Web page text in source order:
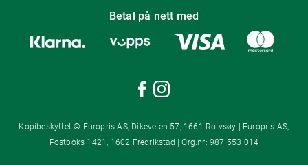
Betal på nett med
Kopibeskyttet © Europris AS, Dikeveien 57, 1661 Rolvsøy | Europris AS,
Postboks 1421, 1602 Fredrikstad | Org.nr: 987 553 014